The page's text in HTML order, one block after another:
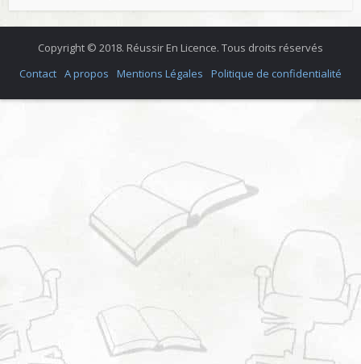
Copyright © 2018. Réussir En Licence. Tous droits réservés
Contact A propos Mentions Légales Politique de confidentialité